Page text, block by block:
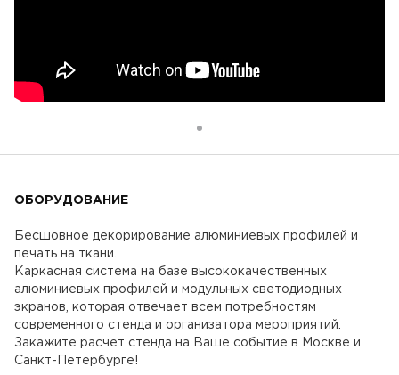
ОБОРУДОВАНИЕ
Бесшовное декорирование алюминиевых профилей и
печать на ткани.
Каркасная система на базе высококачественных
алюминиевых профилей и модульных светодиодных
экранов, которая отвечает всем потребностям
современного стенда и организатора мероприятий.
Закажите расчет стенда на Ваше событие в Москве и
Санкт-Петербурге!